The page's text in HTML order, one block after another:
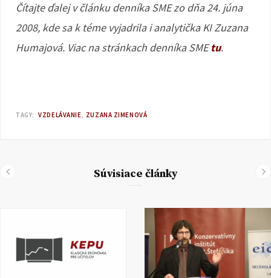
Čítajte ďalej v článku denníka SME zo dňa 24. júna
2008, kde sa k téme vyjadrila i analytička KI Zuzana
Humajová. Viac na stránkach denníka SMEtu.
TAGY: VZDELÁVANIE ZUZANA ZIMENOVÁ
Súvisiace články